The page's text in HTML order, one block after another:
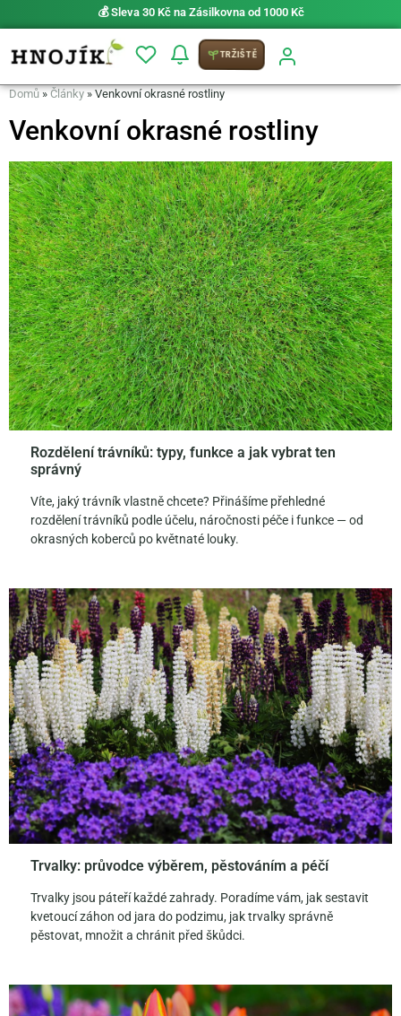
⚡ Možnost PRIO doručení do 24 h
TRŽIŠTĚ
Domů » Články » Venkovní okrasné rostliny
Venkovní okrasné rostliny
Rozdělení trávníků: typy, funkce a jak vybrat ten
správný
Víte, jaký trávník vlastně chcete? Přinášíme přehledné
rozdělení trávníků podle účelu, náročnosti péče i funkce — od
okrasných koberců po květnaté louky.
Trvalky: průvodce výběrem, pěstováním a péčí
Trvalky jsou páteří každé zahrady. Poradíme vám, jak sestavit
kvetoucí záhon od jara do podzimu, jak trvalky správně
pěstovat, množit a chránit před škůdci.